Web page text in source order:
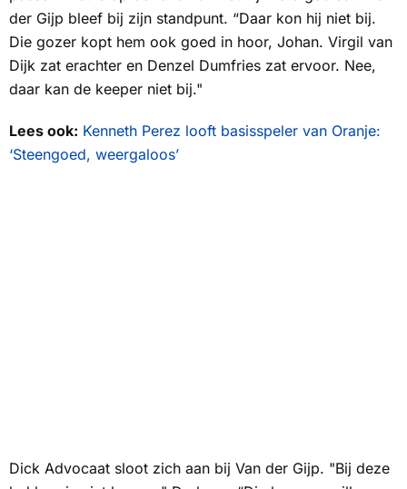
der Gijp bleef bij zijn standpunt. “Daar kon hij niet bij.
Die gozer kopt hem ook goed in hoor, Johan. Virgil van
Dijk zat erachter en Denzel Dumfries zat ervoor. Nee,
daar kan de keeper niet bij."
Lees ook: Kenneth Perez looft basisspeler van Oranje:
‘Steengoed, weergaloos’
Dick Advocaat sloot zich aan bij Van der Gijp. "Bij deze